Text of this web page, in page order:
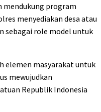
mendukung program
menyediakan desa atau
sebagai role model untuk
elemen masyarakat untuk
mewujudkan
Republik Indonesia